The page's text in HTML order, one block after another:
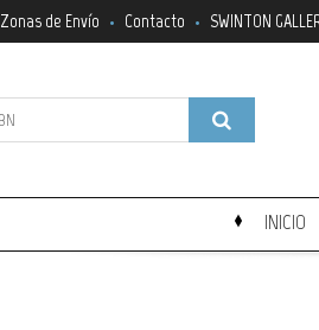
Zonas de Envío Contacto SWINTON
INICIO